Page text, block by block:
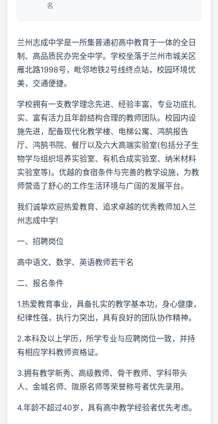
名
兰州志成中学是一所集普通初高中教育于一体的全日
制、高品质民办完全中学。学校坐落于兰州市城关区
雁北路1998号，毗邻地铁2号线终点站，校园环境优
美，交通便捷。
学校拥有一支教学理念先进、经验丰富、专业功底扎
实、富有活力且年龄结构合理的教师团队。校园内设
施先进，配备现代化教学楼、电梯公寓、鸿鹄报告
厅、鸿鹄书院、餐厅以及六大高端实验室(包括分子生
物学与组织培养实验室、有机合成实验室、纳米材料
实验室等)。优越的食宿条件与完善的教学设施，为教
师营造了舒心的工作生活环境与广阔的发展平台。
我们诚挚欢迎热爱教育、追求卓越的优秀教师加入兰
州志成中学!
一、招聘岗位
高中语文、数学、英语教师若干名
二、报名条件
1.热爱教育事业，具备扎实的教学基本功，身心健康，
纪律性强，执行力突出，具有良好的团队协作精神。
2.本科及以上学历，所学专业与应聘岗位一致，并持
有相应学科教师资格证。
3.拥有教学新秀、高级教师、骨干教师、学科带头
人、金城名师、陇原名师等荣誉称号者优先录用。
4.年龄不超过40岁，具有高中教学经验者优先考虑。